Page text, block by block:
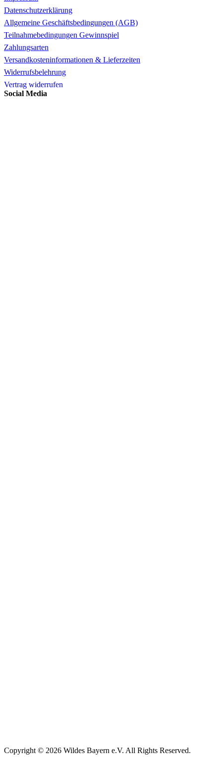
Datenschutzerklärung
Allgemeine Geschäftsbedingungen (AGB)
Teilnahmebedingungen Gewinnspiel
Zahlungsarten
Versandkosteninformationen & Lieferzeiten
Widerrufsbelehrung
Vertrag widerrufen
Social Media
Copyright © 2026 Wildes Bayern e.V. All Rights Reserved.